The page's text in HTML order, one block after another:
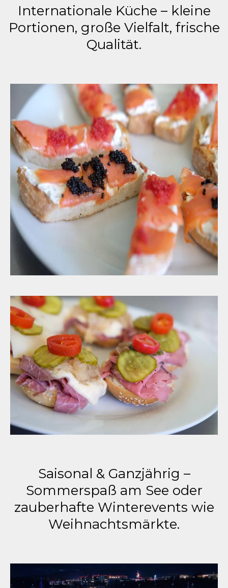
Internationale Küche – kleine
Portionen, große Vielfalt, frische
Qualität.
Saisonal & Ganzjährig –
Sommerspaß am See oder
zauberhafte Winterevents wie
Weihnachtsmärkte.